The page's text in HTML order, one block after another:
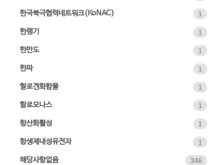
한국북극협력네트워크(KoNAC) 1
한랭기 1
한반도 1
한파 1
할로겐화합물 1
할로모나스 1
항산화활성 1
항생제내성유전자 1
해당사항없음 346